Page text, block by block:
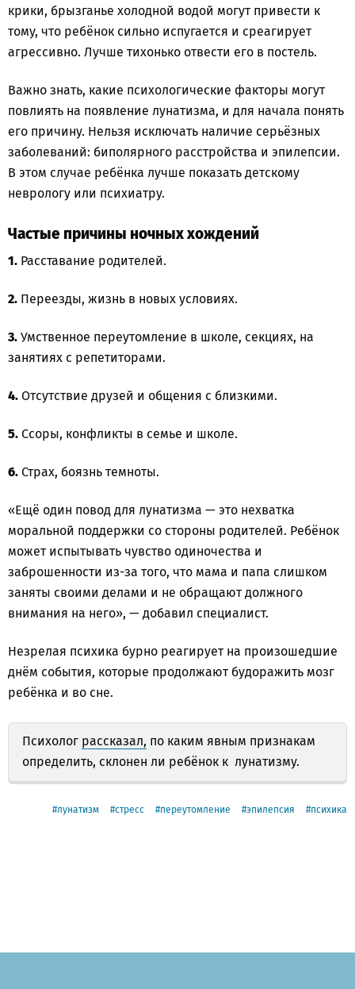
крики, брызганье холодной водой могут привести к
тому, что ребёнок сильно испугается и среагирует
агрессивно. Лучше тихонько отвести его в постель.
Важно знать, какие психологические факторы могут
повлиять на появление лунатизма, и для начала понять
его причину. Нельзя исключать наличие серьёзных
заболеваний: биполярного расстройства и эпилепсии.
В этом случае ребёнка лучше показать детскому
неврологу или психиатру.
Частые причины ночных хождений
1. Расставание родителей.
2. Переезды, жизнь в новых условиях.
3. Умственное переутомление в школе, секциях, на
занятиях с репетиторами.
4. Отсутствие друзей и общения с близкими.
5. Ссоры, конфликты в семье и школе.
6. Страх, боязнь темноты.
«Ещё один повод для лунатизма — это нехватка
моральной поддержки со стороны родителей. Ребёнок
может испытывать чувство одиночества и
заброшенности из-за того, что мама и папа слишком
заняты своими делами и не обращают должного
внимания на него», — добавил специалист.
Незрелая психика бурно реагирует на произошедшие
днём события, которые продолжают будоражить мозг
ребёнка и во сне.
Психолог рассказал, по каким явным признакам
определить, склонен ли ребёнок к лунатизму.
лунатизм стресс переутомление эпилепсия психика